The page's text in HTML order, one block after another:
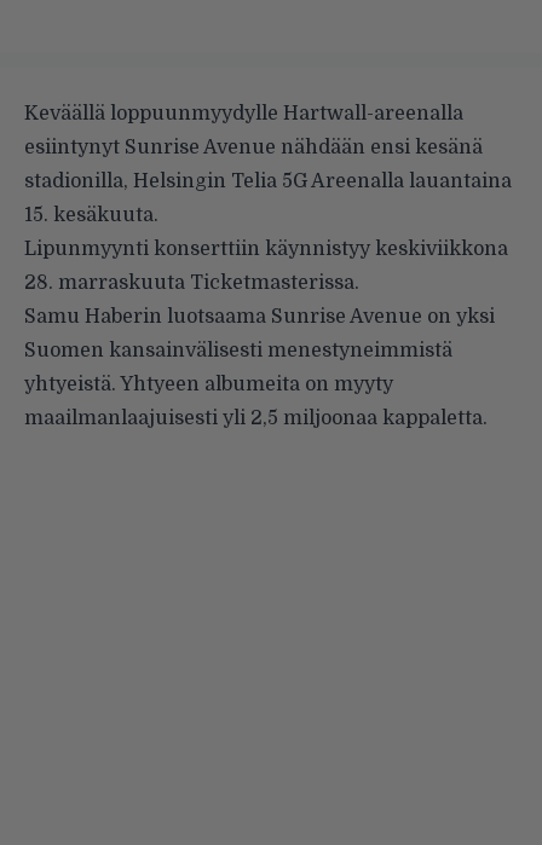
Keväällä loppuunmyydylle Hartwall-areenalla
esiintynyt Sunrise Avenue nähdään ensi kesänä
stadionilla, Helsingin Telia 5G Areenalla lauantaina
15. kesäkuuta.
Lipunmyynti konserttiin käynnistyy keskiviikkona
28. marraskuuta Ticketmasterissa.
Samu Haberin luotsaama Sunrise Avenue on yksi
Suomen kansainvälisesti menestyneimmistä
yhtyeistä. Yhtyeen albumeita on myyty
maailmanlaajuisesti yli 2,5 miljoonaa kappaletta.